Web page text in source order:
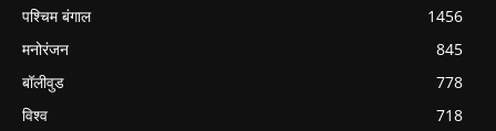
पश्चिम बंगाल
1456
मनोरंजन
845
बॉलीवुड
778
विश्व
718